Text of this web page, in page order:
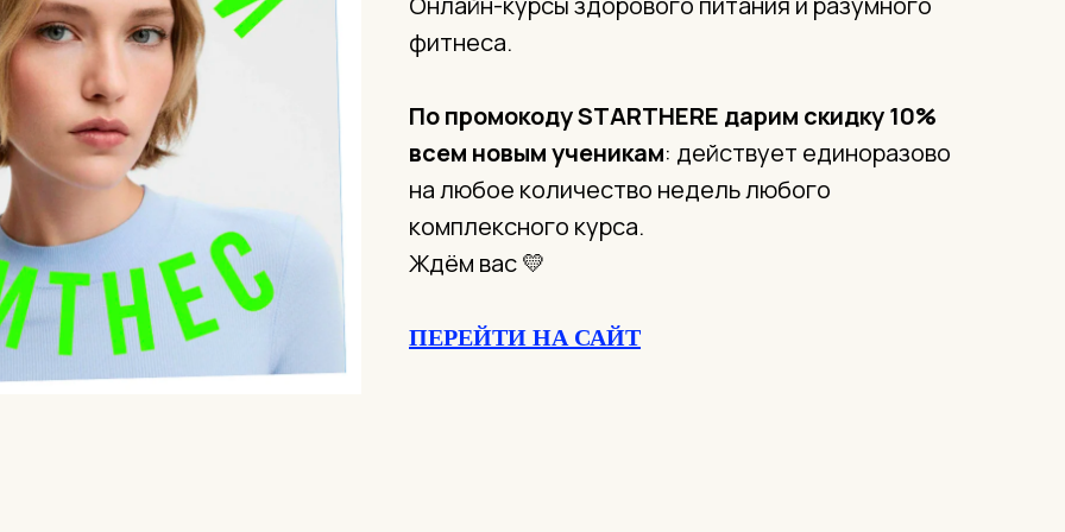
фитнеса.
По промокоду STARTHERE дарим скидку 10%
всем новым ученикам: действует единоразово
на любое количество недель любого
комплексного курса.
Ждём вас 💛
ПЕРЕЙТИ НА САЙТ